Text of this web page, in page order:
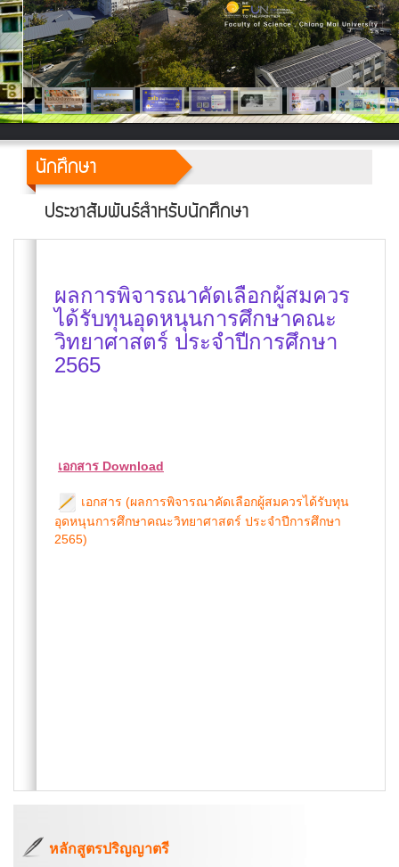
นักศึกษา
ประชาสัมพันธ์สำหรับนักศึกษา
ผลการพิจารณาคัดเลือกผู้สมควร
ได้รับทุนอุดหนุนการศึกษาคณะ
วิทยาศาสตร์ ประจำปีการศึกษา
2565
เอกสาร Download
เอกสาร (ผลการพิจารณาคัดเลือกผู้สมควรได้รับทุน
อุดหนุนการศึกษาคณะวิทยาศาสตร์ ประจำปีการศึกษา
2565)
หลักสูตรปริญญาตรี